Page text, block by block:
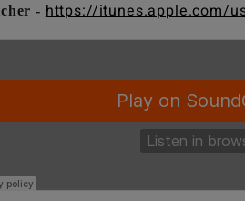
- https://itunes.apple.com/